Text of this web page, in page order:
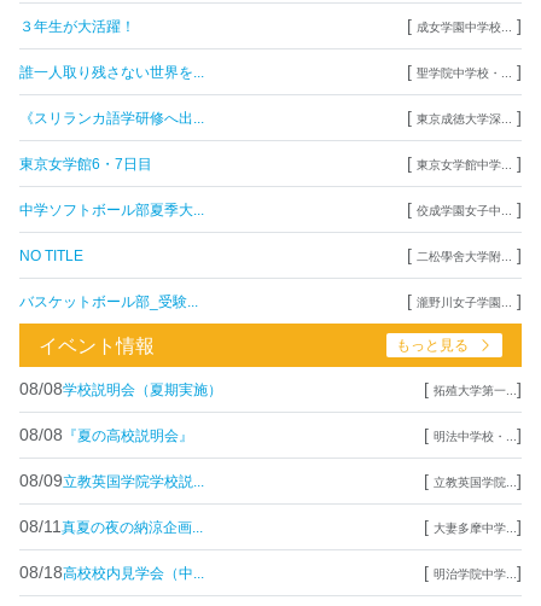
３年生が大活躍！ [ 成女学園中学校... ]
誰一人取り残さない世界を... [ 聖学院中学校・... ]
《スリランカ語学研修へ出... [ 東京成徳大学深... ]
東京女学館6・7日目 [ 東京女学館中学... ]
中学ソフトボール部夏季大... [ 佼成学園女子中... ]
NO TITLE [ 二松學舍大学附... ]
バスケットボール部_受験... [ 瀧野川女子学園... ]
イベント情報 もっと見る
08/08学校説明会（夏期実施） [ 拓殖大学第一... ]
08/08 『夏の高校説明会』 [ 明法中学校・... ]
08/09立教英国学院学校説... [ 立教英国学院... ]
08/11 真夏の夜の納涼企画... [ 大妻多摩中学... ]
08/18高校校内見学会（中... [ 明治学院中学... ]